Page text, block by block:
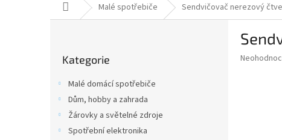
Domů Malé spotřebiče Sendvičovač nerezový
kategorie
Kategorie
Malé domácí spotřebiče
Dům, hobby a zahrada
Žárovky a světelné zdroje
Spotřební elektronika
Průměrné